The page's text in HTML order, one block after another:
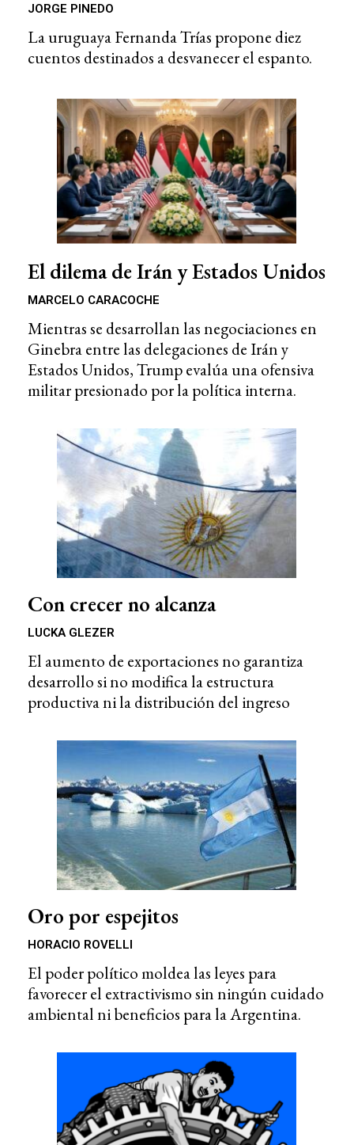
JORGE PINEDO
La uruguaya Fernanda Trías propone diez
cuentos destinados a desvanecer el espanto.
El dilema de Irán y Estados Unidos
MARCELO CARACOCHE
Mientras se desarrollan las negociaciones en
Ginebra entre las delegaciones de Irán y
Estados Unidos, Trump evalúa una ofensiva
militar presionado por la política interna.
Con crecer no alcanza
LUCKA GLEZER
El aumento de exportaciones no garantiza
desarrollo si no modifica la estructura
productiva ni la distribución del ingreso
Oro por espejitos
HORACIO ROVELLI
El poder político moldea las leyes para
favorecer el extractivismo sin ningún cuidado
ambiental ni beneficios para la Argentina.